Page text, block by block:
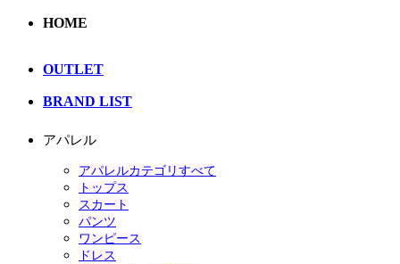
HOME
OUTLET
BRAND LIST
アパレル
アパレルカテゴリすべて
トップス
スカート
パンツ
ワンピース
ドレス